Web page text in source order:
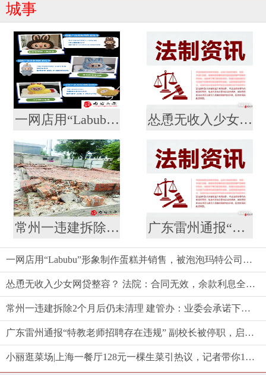
城事
一网店用“Labubu”形象制作蛋糕并销售，被泡泡玛特公司起诉 怂恿无收入少女网贷整容？ 法院：合同无效，余款利息全由商家担！
常州一违建拆除2个月后仍未清理 建管办：业委会承诺下周一前清理结束 广东雷州通报“特教老师招聘存在违规” 副校长被停职，启动问责程序
一网店用“Labubu”形象制作蛋糕并销售，被泡泡玛特公司起诉
怂恿无收入少女网贷整容？ 法院：合同无效，余款利息全由商家担！
常州一违建拆除2个月后仍未清理 建管办：业委会承诺下周一前清理结束
广东雷州通报“特教老师招聘存在违规” 副校长被停职，启动问责程序
小丽逛菜场|上海一餐厅128元一棵生菜引热议，记者带你10元以内复刻同款沙拉